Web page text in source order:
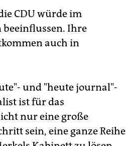
CDU würde im
Ihre
auch in
und "heute journal"-
ist für das
nur eine große
sein, eine ganze Reihe